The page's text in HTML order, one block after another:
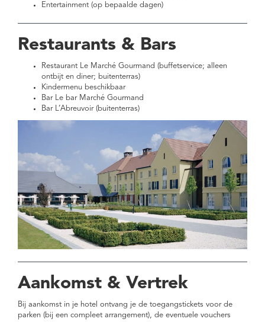
Entertainment (op bepaalde dagen)
Restaurants & Bars
Restaurant Le Marché Gourmand (buffetservice; alleen
ontbijt en diner; buitenterras)
Kindermenu beschikbaar
Bar Le bar Marché Gourmand
Bar L’Abreuvoir (buitenterras)
Aankomst & Vertrek
Bij aankomst in je hotel ontvang je de toegangstickets voor de
parken (bij een compleet arrangement), de eventuele vouchers